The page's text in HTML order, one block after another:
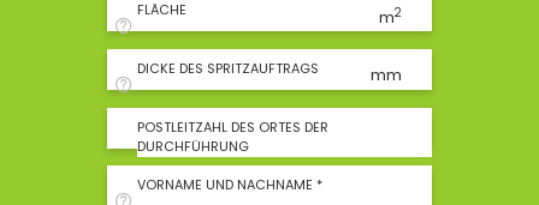
FLÄCHE m2
DICKE DES SPRITZAUFTRAGS mm
POSTLEITZAHL DES ORTES DER
DURCHFÜHRUNG
VORNAME UND NACHNAME *